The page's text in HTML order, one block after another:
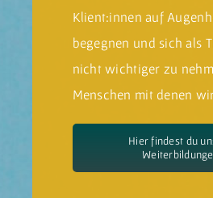
Klient:innen auf
begegnen und sich als
nicht wichtiger zu
Menschen mit denen
Hier findest du